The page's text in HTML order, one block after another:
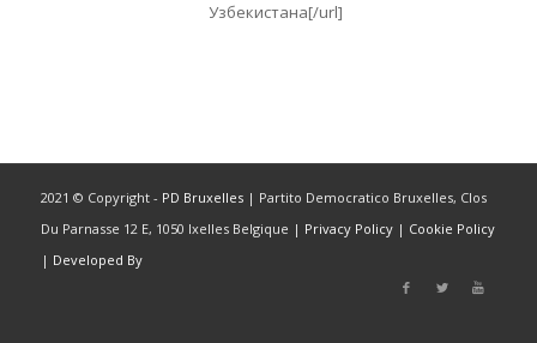
Узбекистана[/url]
2021 © Copyright - PD Bruxelles| Partito Democratico Bruxelles, Clos
Du Parnasse 12 E, 1050 Ixelles Belgique | Privacy Policy| Cookie Policy
| Developed By